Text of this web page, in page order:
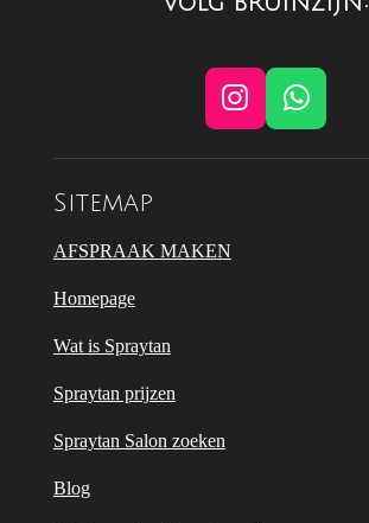
I
s
W
a
Sitemap
AFSPRAAK MAKEN
Homepage
Wat is Spraytan
Spraytan prijzen
Spraytan Salon zoeken
Blog